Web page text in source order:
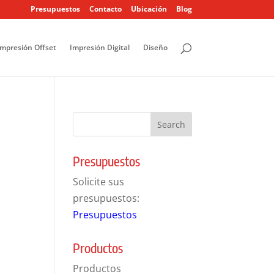
Presupuestos Contacto Ubicación Blog
Offset Impresión Digital Diseño
Presupuestos
Solicite sus
presupuestos:
Presupuestos
Productos
Productos